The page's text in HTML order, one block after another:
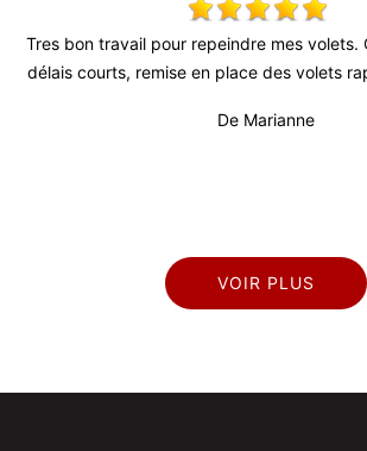
Tres bon travail pour repeindre mes volets.
délais courts, remise en place des volets
De Marianne
VOIR PLUS